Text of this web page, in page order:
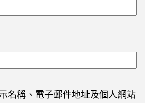
名稱、電子郵件地址及個人網站